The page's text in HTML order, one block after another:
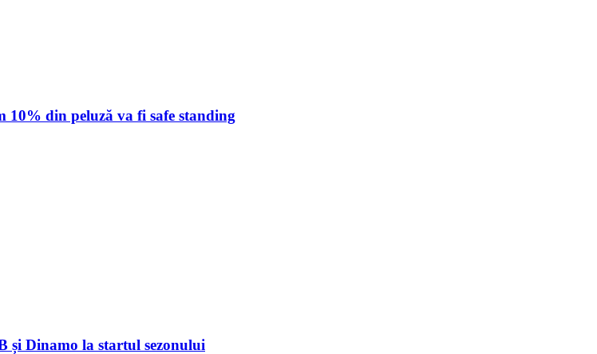
10% din peluză va fi safe standing
și Dinamo la startul sezonului